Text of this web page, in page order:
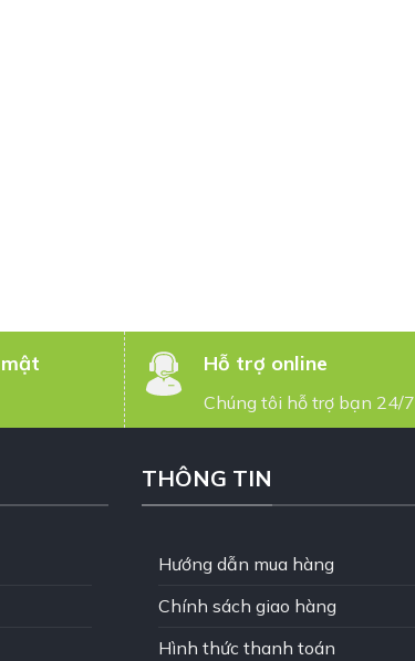
Hỗ trợ online
Chúng tôi hỗ trợ bạn 24/7
THÔNG TIN
Hướng dẫn mua hàng
Chính sách giao hàng
Hình thức thanh toán